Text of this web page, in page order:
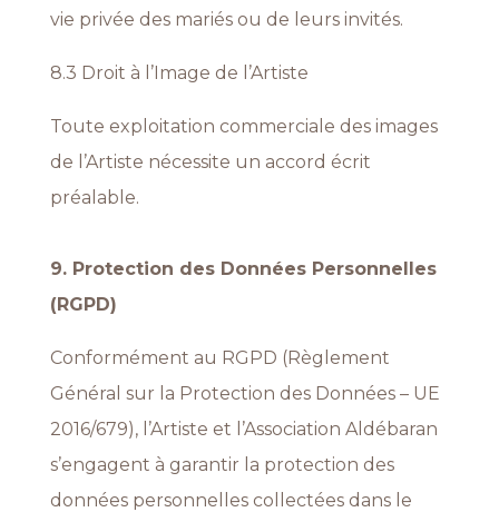
vie privée des mariés ou de leurs invités.
8.3 Droit à l’Image de l’Artiste
Toute exploitation commerciale des images
de l’Artiste nécessite un accord écrit
préalable.
9. Protection des Données Personnelles
(RGPD)
Conformément au RGPD (Règlement
Général sur la Protection des Données – UE
2016/679), l’Artiste et l’Association Aldébaran
s’engagent à garantir la protection des
données personnelles collectées dans le